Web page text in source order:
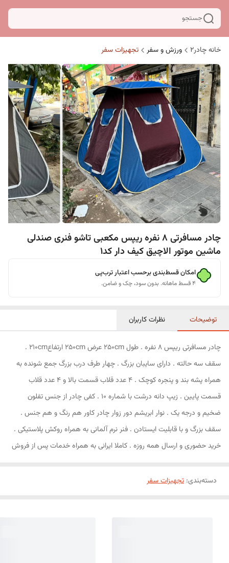
جستجو
خانه چادر۲ ورزش و سفر تجهیزات سفر
چادر مسافرتی 8 نفره ریپس مکعبی تاشو فنری صندلی
ماشین موتور الاچیق کیف دار کد1
امکان قسط‌بندی برحسب اعتبار ترب‌پی
۴ قسط ماهانه. بدون سود، چک و ضامن.
توضیحات نظرات کاربران
چادر مسافرتی ریپس 8 نفره . طول 250cm عرض 250cm ارتفاع210cm .
سقف سه حالته . دارای سایبان بزرگ . چهار طرف درب بزرگ جمع شونده به
همراه پشه بند و پنجره کوچک . 4 عدد قلاب قسمت بالا و 4 عدد قلاب
قسمت پایین . زیپ دانه درشت با شماره 10 . کفی چادر از جنس تفلون
ضخیم و درجه یک . نوار ابریشم دور زوار چادر کاور هم رنگ و هم جنس .
سقف بزرگ و با قابلیت ایستادن . فنر نرم آلمانی به همراه روکش پلاستیکی .
خرید حضوری و ارسال همه روزه . کاملا ایرانی به همراه خدمات پس از فروش
دسته‌بندی: تجهیزات سفر